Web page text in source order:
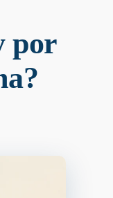
por